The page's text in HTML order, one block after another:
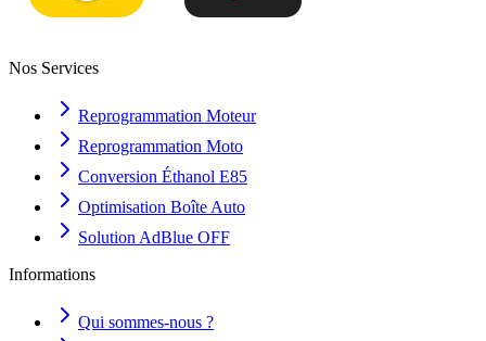
Nos Services
Reprogrammation Moteur
Reprogrammation Moto
Conversion Éthanol E85
Optimisation Boîte Auto
Solution AdBlue OFF
Informations
Qui sommes-nous ?